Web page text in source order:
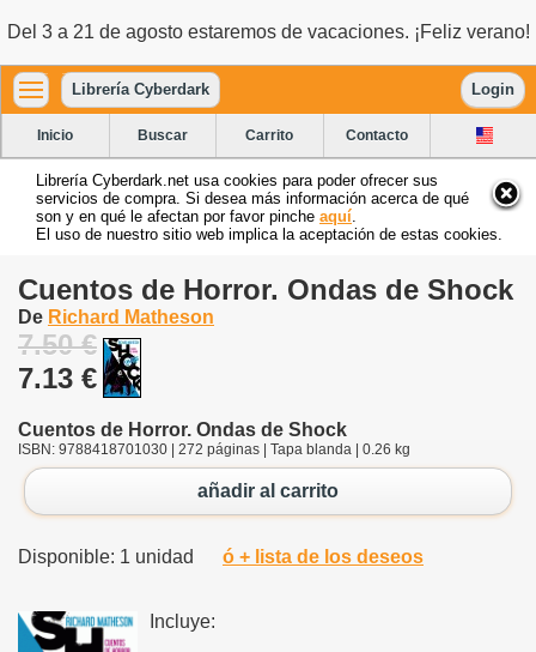
Del 3 a 21 de agosto estaremos de vacaciones. ¡Feliz verano!
Librería Cyberdark Login
Inicio Buscar Carrito Contacto
Librería Cyberdark.net usa cookies para poder ofrecer sus
servicios de compra. Si desea más información acerca de qué
son y en qué le afectan por favor pinche aquí
El uso de nuestro sitio web implica la aceptación de estas cookies.
Cuentos de Horror. Ondas de Shock
De Richard Matheson
7.50 €
7.13 €
Cuentos de Horror. Ondas de Shock
ISBN: 9788418701030 | 272 páginas | Tapa blanda | 0.26 kg
añadir al carrito
Disponible: 1 unidad ó + lista de los deseos
Incluye: